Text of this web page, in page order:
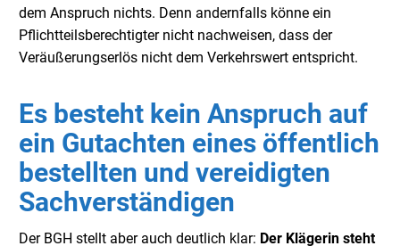
dem Anspruch nichts. Denn andernfalls könne ein
Pflichtteilsberechtigter nicht nachweisen, dass der
Veräußerungserlös nicht dem Verkehrswert entspricht.
Es besteht kein Anspruch auf
ein Gutachten eines öffentlich
bestellten und vereidigten
Sachverständigen
Der BGH stellt aber auch deutlich klar: Der Klägerin steht